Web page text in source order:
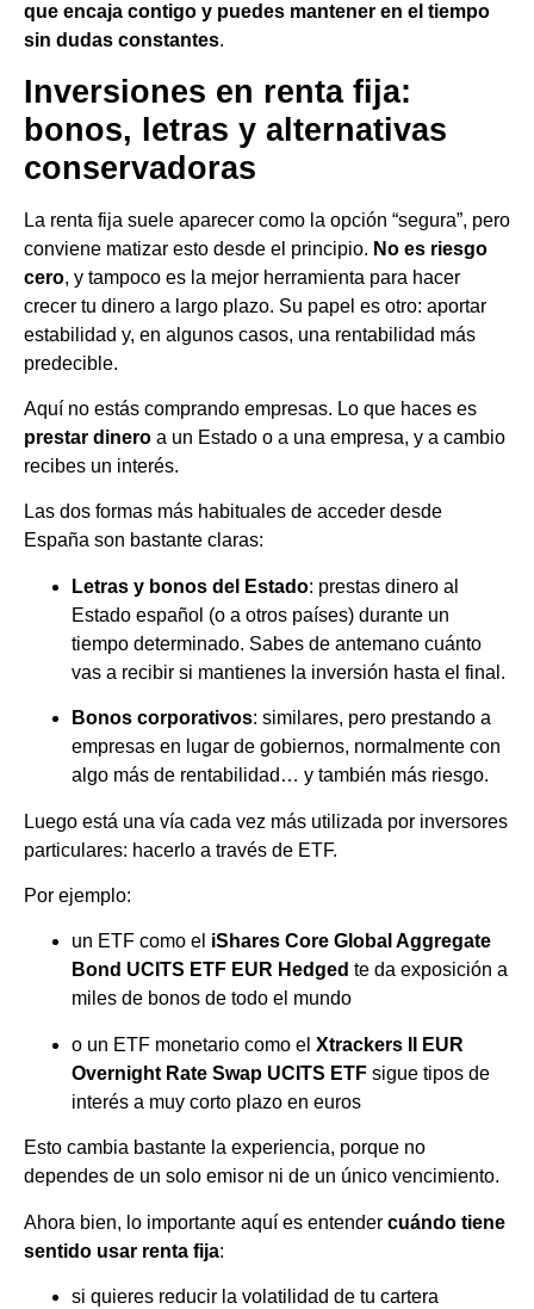
que encaja contigo y puedes mantener en el tiempo
sin dudas constantes.
Inversiones en renta fija:
bonos, letras y alternativas
conservadoras
La renta fija suele aparecer como la opción “segura”, pero
conviene matizar esto desde el principio. No es riesgo
cero, y tampoco es la mejor herramienta para hacer
crecer tu dinero a largo plazo. Su papel es otro: aportar
estabilidad y, en algunos casos, una rentabilidad más
predecible.
Aquí no estás comprando empresas. Lo que haces es
prestar dinero a un Estado o a una empresa, y a cambio
recibes un interés.
Las dos formas más habituales de acceder desde
España son bastante claras:
Letras y bonos del Estado: prestas dinero al
Estado español (o a otros países) durante un
tiempo determinado. Sabes de antemano cuánto
vas a recibir si mantienes la inversión hasta el final.
Bonos corporativos: similares, pero prestando a
empresas en lugar de gobiernos, normalmente con
algo más de rentabilidad… y también más riesgo.
Luego está una vía cada vez más utilizada por inversores
particulares: hacerlo a través de ETF.
Por ejemplo:
un ETF como el iShares Core Global Aggregate
Bond UCITS ETF EUR Hedged te da exposición a
miles de bonos de todo el mundo
o un ETF monetario como el Xtrackers II EUR
Overnight Rate Swap UCITS ETF sigue tipos de
interés a muy corto plazo en euros
Esto cambia bastante la experiencia, porque no
dependes de un solo emisor ni de un único vencimiento.
Ahora bien, lo importante aquí es entender cuándo tiene
sentido usar renta fija:
si quieres reducir la volatilidad de tu cartera